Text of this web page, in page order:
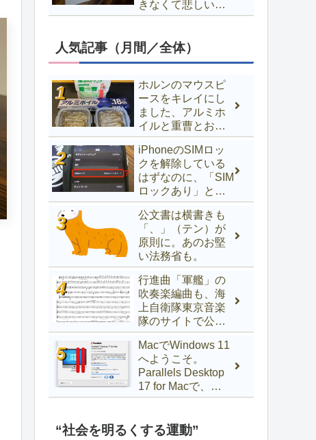
きなくて悲しい…
人気記事（月間／全体）
ホルンのマウスピ
ースをキレイにし
ました、アルミホ
イルと重曹とお湯
でOK
iPhoneのSIMロッ
クを解除している
はずなのに、「SIM
ロックあり」と表
示されるときの対
処法
公文書は横書きも
「、」（テン）が
原則に。あのお堅
い法務省も。
行進曲「軍艦」の
吹奏楽編曲も、海
上自衛隊東京音楽
隊のサイトで公開
中！
MacでWindows 11
へようこそ。
Parallels Desktop
17 for Macで、
Windows 10以前か
するには
“社会を明るくする運動”